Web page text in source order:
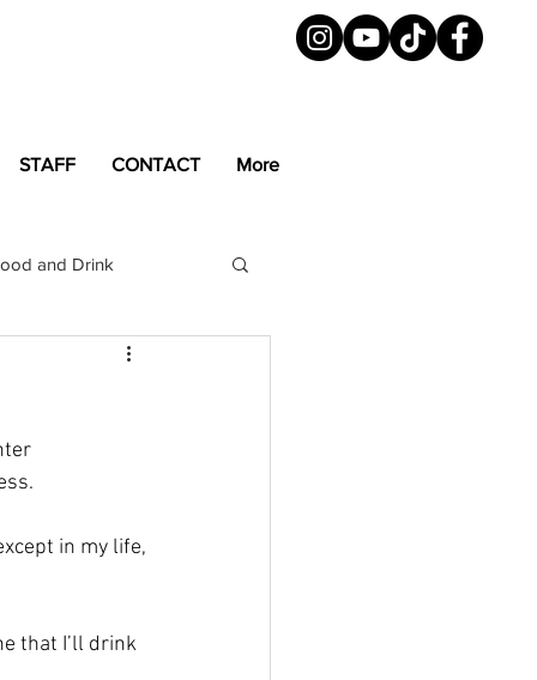
STAFF CONTACT More
and Drink
Magazine
in my life,
that I’ll drink